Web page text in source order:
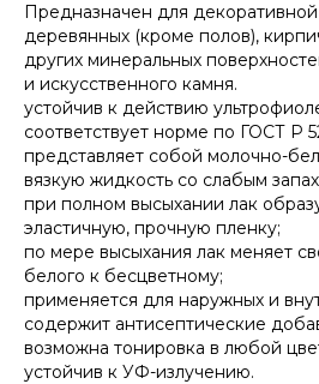
Предназначен для
деревянных (кроме полов),
других минеральных
и искусственного камня.
устойчив к действию
соответствует норме по ГОСТ Р
представляет собой молочно-
вязкую жидкость со слабым
при полном высыхании лак
эластичную, прочную пленку;
по мере высыхания лак меняет
белого к бесцветному;
применяется для наружных и
содержит антисептические
возможна тонировка в любой
устойчив к УФ-излучению.